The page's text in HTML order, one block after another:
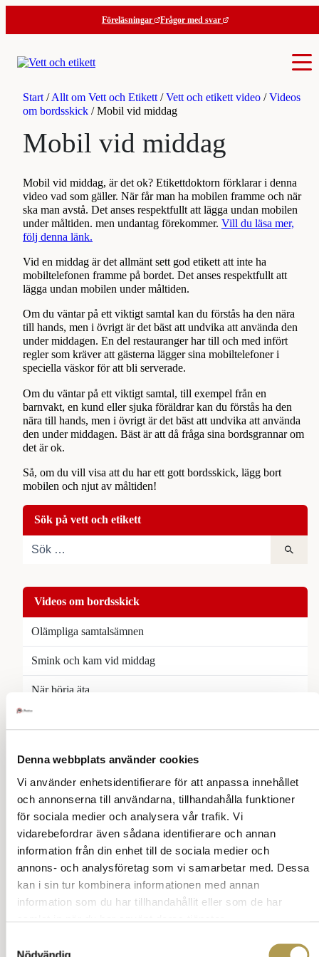
Denna webbplats använder cookies
Vi använder enhetsidentifierare för att anpassa innehållet
och annonserna till användarna, tillhandahålla funktioner
för sociala medier och analysera vår trafik. Vi
vidarebefordrar även sådana identifierare och annan
information från din enhet till de sociala medier och
annons- och analysföretag som vi samarbetar med. Dessa
kan i sin tur kombinera informationen med annan
information som du har tillhandahållit eller som de har
innehåll
Föreläsningar Frågor med svar
Sök på vett och etikett
Videos om bordsskick
Olämpliga samtalsämnen
Smink och kam vid middag
När börja äta
Hur använda servetten
Drick inte ur flaskan
När får man börja äta
När börja äta en smart lista
Middag och toalettbesök
Gaffel i höger hand
Till bords
Börja äta
Start/Allt om Vett och Etikett/Vett och etikett video /Videos
om bordsskick /Mobil vid middag
Mobil vid middag
Mobil vid middag, är det ok? Etikettdoktorn förklarar i denna
video vad som gäller. När får man ha mobilen framme och när
ska man avstå. Det anses respektfullt att lägga undan mobilen
under måltiden. men undantag förekommer. Vill du läsa mer,
följ denna länk.
Vid en middag är det allmänt sett god etikett att inte ha
mobiltelefonen framme på bordet. Det anses respektfullt att
lägga undan mobilen under måltiden.
Om du väntar på ett viktigt samtal kan du förstås ha den nära
till hands, men i övrigt är det bäst att undvika att använda den
under middagen. En del restauranger har till och med infört
regler som kräver att gästerna lägger sina mobiltelefoner i
speciella väskor för att bli serverade.
Om du väntar på ett viktigt samtal, till exempel från en
barnvakt, en kund eller sjuka föräldrar kan du förstås ha den
nära till hands, men i övrigt är det bäst att undvika att använda
den under middagen. Bäst är att då fråga sina bordsgrannar om
det är ok.
Så, om du vill visa att du har ett gott bordsskick, lägg bort
mobilen och njut av måltiden!